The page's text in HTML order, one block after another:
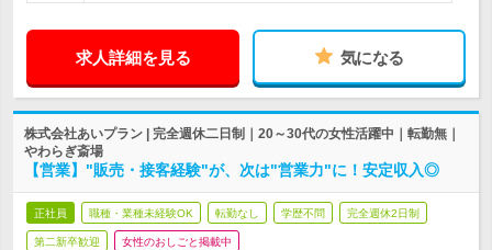
求人詳細を見る 気になる
株式会社あいプラン | 完全週休二日制｜20～30代の女性活躍中｜転勤無｜
やわらぎ斎場
【営業】"販売・接客経験"が、次は"営業力"に！安定収入◎
正社員 職種・業種未経験OK 転勤なし 学歴不問 完全週休2日制
第二新卒歓迎 女性のおしごと掲載中